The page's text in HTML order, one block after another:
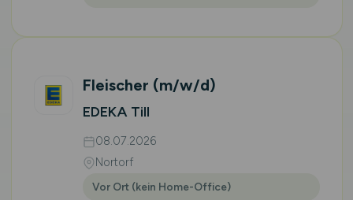
Fleischer (m/w/d)
EDEKA Till
08.07.2026
Nortorf
Vor Ort (kein Home-Office)